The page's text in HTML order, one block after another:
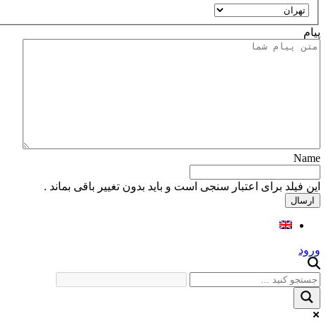
استان
پیام
Name
این فیلد برای اعتبار سنجی است و باید بدون تغییر باقی بماند .
ورود